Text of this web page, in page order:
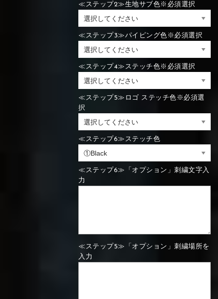
⑭Caramel ⑮Wine red
⑪Black ⑫Ivory
⑭Caramel ⑮Wine red
⑧Orange ⑨Pink
⑪Black
⑭Caramel ⑮Wine red
⑧Yellow ⑨Orange
⑪Blue ⑫Aqua blue
⑭Pink
⑧Yellow
⑪Blue ⑫Aqua blue
⑭Pink ⑮Rose pink
≪ステップ2≫生地サブ色※必須選択
≪ステップ3≫パイピング色※必須選択
≪ステップ4≫ステッチ色※必須選択
≪ステップ5≫ロゴ ステッチ色※必須選
択
≪ステップ6≫ステッチ色
≪ステップ6≫「オプション」刺繍文字入
力
≪ステップ5≫「オプション」刺繍場所を
入力